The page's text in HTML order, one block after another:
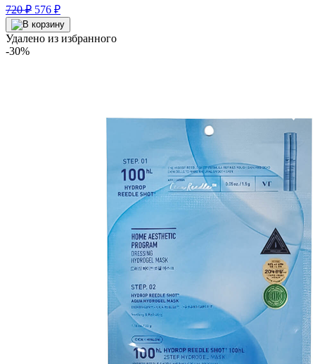
720₽ Первоначальная
цена
составляла
576 ₽Текущая
цена:
576 ₽.
Удалено из избранного
-30%